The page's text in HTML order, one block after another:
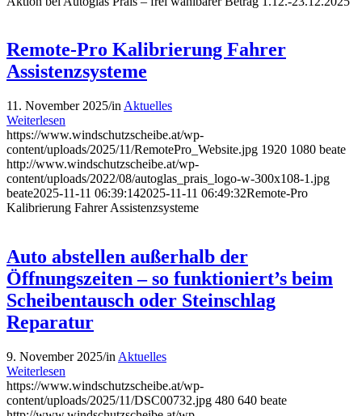
Remote-Pro Kalibrierung Fahrer
Assistenzsysteme
11. November 2025/in Aktuelles
Weiterlesen
https://www.windschutzscheibe.at/wp-
content/uploads/2025/11/RemotePro_Website.jpg 1920 1080 beate
http://www.windschutzscheibe.at/wp-
content/uploads/2022/08/autoglas_prais_logo-w-300x108-1.jpg
beate2025-11-11 06:39:142025-11-11 06:49:32Remote-Pro
Kalibrierung Fahrer Assistenzsysteme
Auto abstellen außerhalb der
Öffnungszeiten – so funktioniert’s beim
Scheibentausch oder Steinschlag
Reparatur
9. November 2025/in Aktuelles
Weiterlesen
https://www.windschutzscheibe.at/wp-
content/uploads/2025/11/DSC00732.jpg 480 640 beate